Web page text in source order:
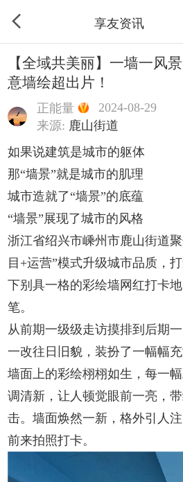
享友资讯
【全域共美丽】一墙一风
意墙绘超出片！
正能量
2024-08-29
来源: 鹿山街道
如果说建筑是城市的躯体
那“墙景”就是城市的肌理
城市造就了“墙景”的底蕴
“墙景”展现了城市的风格
浙江省绍兴市嵊州市鹿山街道
目+运营”模式升级城市品质，
下别具一格的彩绘墙网红打卡
笔。
从前期一级级走访摸排到后期
一改往日旧貌，装扮了一幅幅
墙面上的彩绘栩栩如生，每一
调清新，让人顿觉眼前一亮，
击。墙面焕然一新，格外引人
前来拍照打卡。